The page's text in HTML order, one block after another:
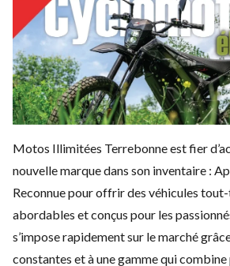
Motos Illimitées Terrebonne est fier
nouvelle marque dans son inventaire :
Reconnue pour offrir des véhicules
abordables et conçus pour les
s’impose rapidement sur le marché
constantes et à une gamme qui